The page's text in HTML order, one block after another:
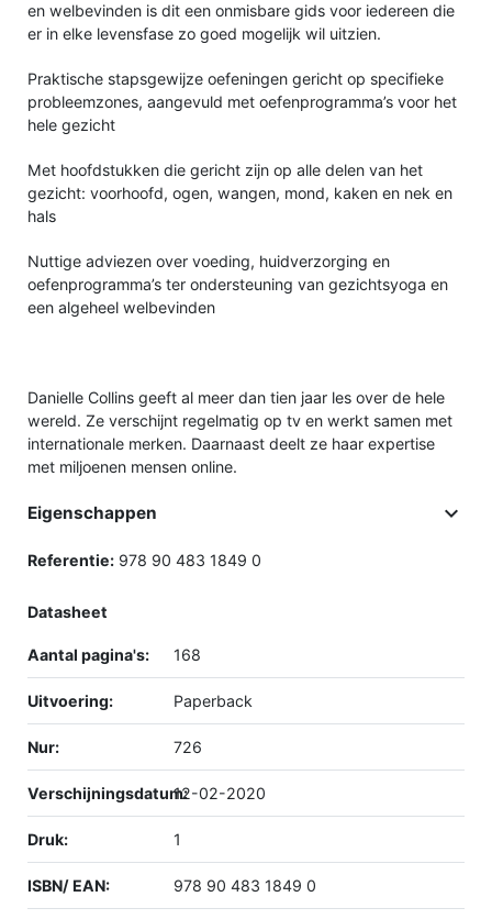
en welbevinden is dit een onmisbare gids voor iedereen die
er in elke levensfase zo goed mogelijk wil uitzien.
Praktische stapsgewijze oefeningen gericht op specifieke
probleemzones, aangevuld met oefenprogramma’s voor het
hele gezicht
Met hoofdstukken die gericht zijn op alle delen van het
gezicht: voorhoofd, ogen, wangen, mond, kaken en nek en
hals
Nuttige adviezen over voeding, huidverzorging en
oefenprogramma’s ter ondersteuning van gezichtsyoga en
een algeheel welbevinden
Danielle Collins geeft al meer dan tien jaar les over de hele
wereld. Ze verschijnt regelmatig op tv en werkt samen met
internationale merken. Daarnaast deelt ze haar expertise
met miljoenen mensen online.
Eigenschappen 
Referentie: 978 90 483 1849 0
Datasheet
Aantal pagina's: 168
Uitvoering: Paperback
Nur: 726
Verschijningsdatum:12-02-2020
Druk: 1
ISBN/ EAN: 978 90 483 1849 0